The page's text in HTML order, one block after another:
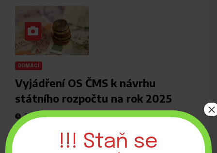
DOMÁCÍ
Vyjádření OS ČMS k návrhu
státního rozpočtu na rok 2025
27 ŘÍJNA, 2024 ADMIN
Zobrazeno: 73
!!! Staň se
×